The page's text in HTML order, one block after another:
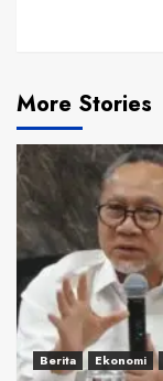
More Stories
Berita Ekonomi